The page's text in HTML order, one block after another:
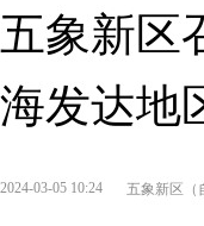
五象新区
海发达地
2024-03-05 10:24 五象新区（